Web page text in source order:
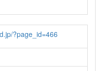
?page_id=466